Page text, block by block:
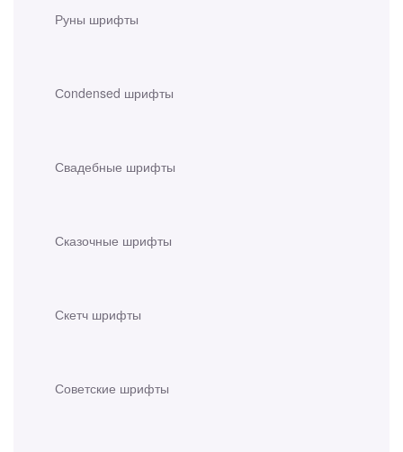
Руны шрифты
Сondensed шрифты
Свадебные шрифты
Сказочные шрифты
Скетч шрифты
Советские шрифты